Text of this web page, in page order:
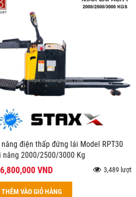
nâng điện thấp đứng lái Model RPT30
nâng 2000/2500/3000 Kg
VND 3,489 lượt
THÊM VÀO GIỎ HÀNG